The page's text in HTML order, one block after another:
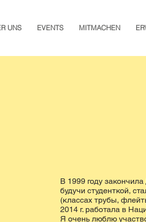
UNS EVENTS MITMACHEN
В 1999 году
будучи студенткой,
(классах трубы,
2014 г. работала в
Я очень люблю